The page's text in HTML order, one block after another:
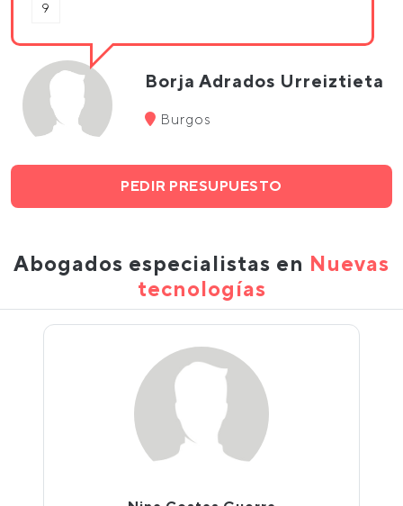
9
Borja Adrados Urreiztieta
Burgos
PEDIR PRESUPUESTO
Abogados especialistas en Nuevas
tecnologías